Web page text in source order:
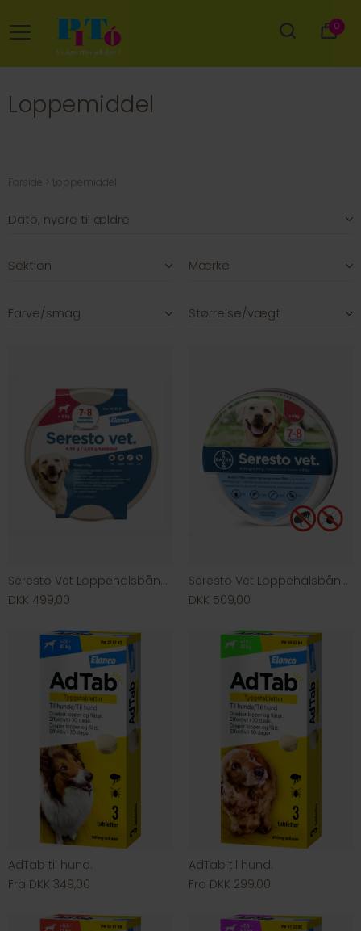
0
Loppemiddel
Forside Loppemiddel
Sektion Mærke
Farve/smag Størrelse/vægt
Seresto Vet Loppehalsbånd til kat/hund
DKK 499,00
Seresto Vet Loppehalsbånd til hund
DKK 509,00
AdTab til hund.
Fra DKK 349,00
AdTab til hund.
Fra DKK 299,00